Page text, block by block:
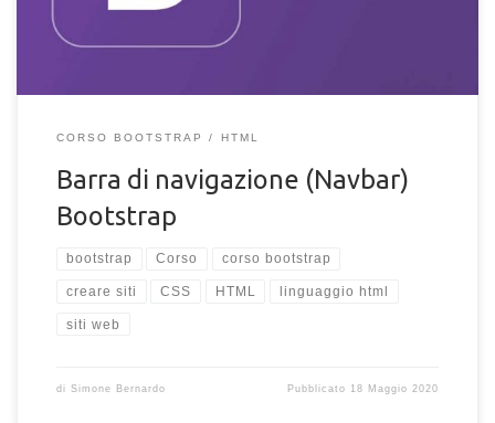
CORSO BOOTSTRAP HTML
Barra di navigazione (Navbar)
Bootstrap
bootstrap Corso corso bootstrap
creare siti CSS HTML linguaggio html
siti web
di Simone Bernardo Pubblicato 18 Maggio 2020